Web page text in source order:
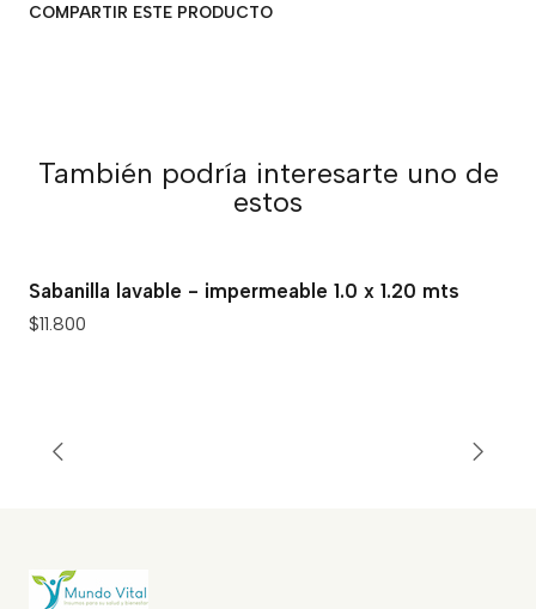
COMPARTIR ESTE PRODUCTO
También podría interesarte uno de
estos
Sabanilla lavable - impermeable 1.0 x 1.20 mts
$11.800